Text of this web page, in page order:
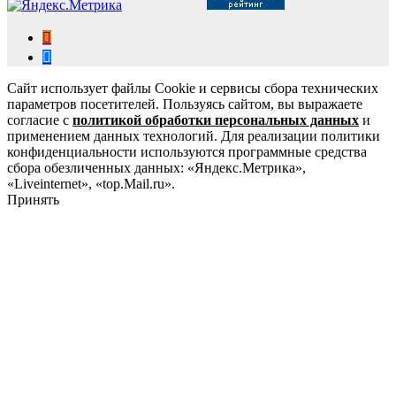
Сайт использует файлы Cookie и сервисы сбора технических
параметров посетителей. Пользуясь сайтом, вы выражаете
согласие с политикой обработки персональных данных и
применением данных технологий. Для реализации политики
конфиденциальности используются программные средства
сбора обезличенных данных: «Яндекс.Метрика»,
«Liveinternet», «top.Mail.ru».
Принять